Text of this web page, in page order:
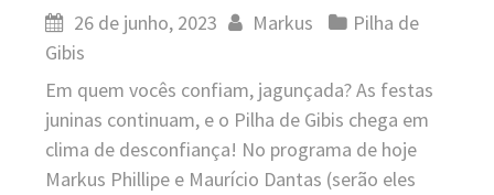
26 de junho, 2023 Markus
Pilha de
Gibis
Em quem vocês confiam, jagunçada? As festas
juninas continuam, e o Pilha de Gibis chega em
clima de desconfiança! No programa de hoje
Markus Phillipe e Maurício Dantas (serão eles